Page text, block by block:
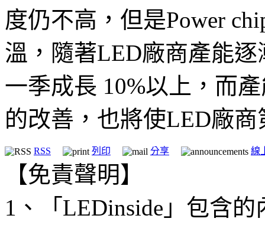
度仍不高，但是Power
溫，隨著LED廠商產能
一季成長 10%以上，而
的改善，也將使LED廠
RSS 列印 分享 線
【免責聲明】
1、「LEDinside」包含